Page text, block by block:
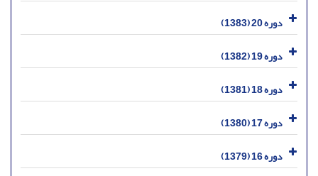
دوره 20 (1383)
دوره 19 (1382)
دوره 18 (1381)
دوره 17 (1380)
دوره 16 (1379)